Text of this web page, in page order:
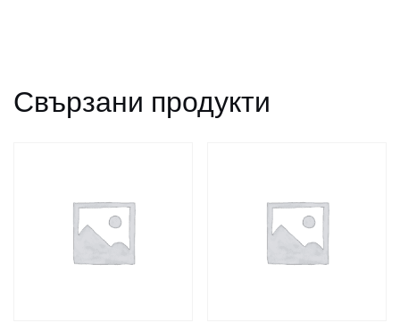
Свързани продукти